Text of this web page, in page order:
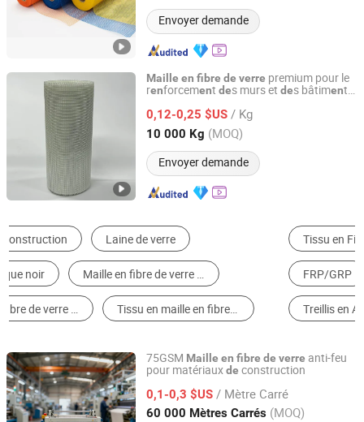
Envoyer demande
Maille en fibre de verre premium pour le
renforcement des murs et des bâtiments
0,12-0,25 $US / Kg
10 000 Kg (MOQ)
Envoyer demande
JRS (Hangzhou) Performance Material Co., Ltd.
Zhejiang, China Depuis 2025
Tissu en Fibre de Verre Filet en Fibre de Verre
FRP/GRP Dépistage de Fenêtre Géogrille
Treillis en Acier Inoxydable
75GSM Maille en fibre de verre anti-feu
pour matériauxde construction
0,1-0,3 $US / Mètre Carré
60 000 Mètres Carrés (MOQ)
Heze Topsun Fiberglass Co., Ltd.
Shandong, China Depuis 2022